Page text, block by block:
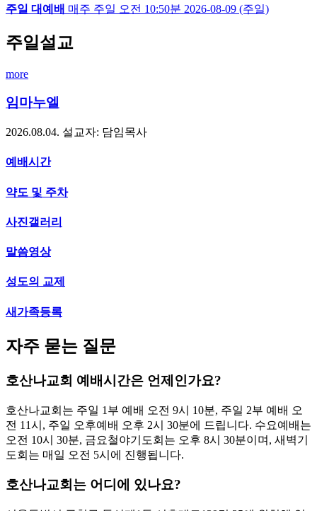
주일 대예배 매주 주일 오전 10:50분 2026-08-09 (주일)
주일설교
more
임마누엘
2026.08.04. 설교자: 담임목사
예배시간
약도 및 주차
사진갤러리
말씀영상
성도의 교제
새가족등록
자주 묻는 질문
호산나교회 예배시간은 언제인가요?
호산나교회는 주일 1부 예배 오전 9시 10분, 주일 2부 예배 오
전 11시, 주일 오후예배 오후 2시 30분에 드립니다. 수요예배는
오전 10시 30분, 금요철야기도회는 오후 8시 30분이며, 새벽기
도회는 매일 오전 5시에 진행됩니다.
호산나교회는 어디에 있나요?